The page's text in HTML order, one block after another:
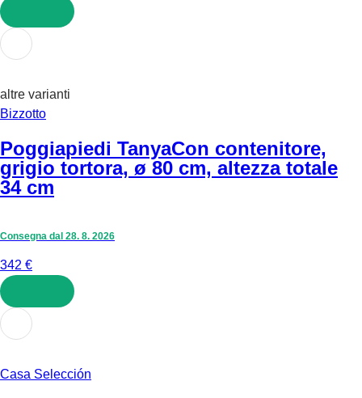
AGGIUNGI
altre varianti
Bizzotto
Poggiapiedi TanyaCon contenitore,
grigio tortora, ø 80 cm, altezza totale
34 cm
Consegna dal 28. 8. 2026
342 €
AGGIUNGI
Casa Selección